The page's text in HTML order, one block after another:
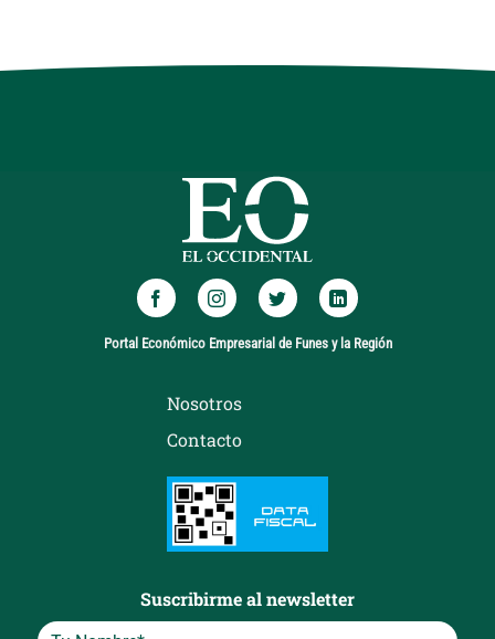
Portal Económico Empresarial de Funes y la Región
Nosotros
Contacto
Suscribirme al newsletter